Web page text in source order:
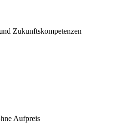
Zukunftskompetenzen
Aufpreis